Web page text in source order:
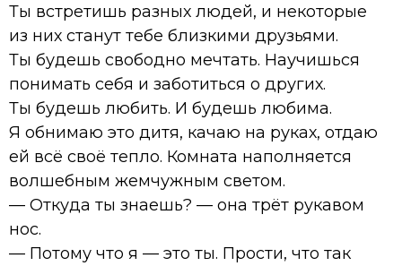
Ты встретишь разных людей, и некоторые
из них станут тебе близкими друзьями.
Ты будешь свободно мечтать. Научишься
понимать себя и заботиться о других.
Ты будешь любить. И будешь любима.
Я обнимаю это дитя, качаю на руках, отдаю
ей всё своё тепло. Комната наполняется
волшебным жемчужным светом.
— Откуда ты знаешь? — она трёт рукавом
нос.
— Потому что я — это ты. Прости, что так